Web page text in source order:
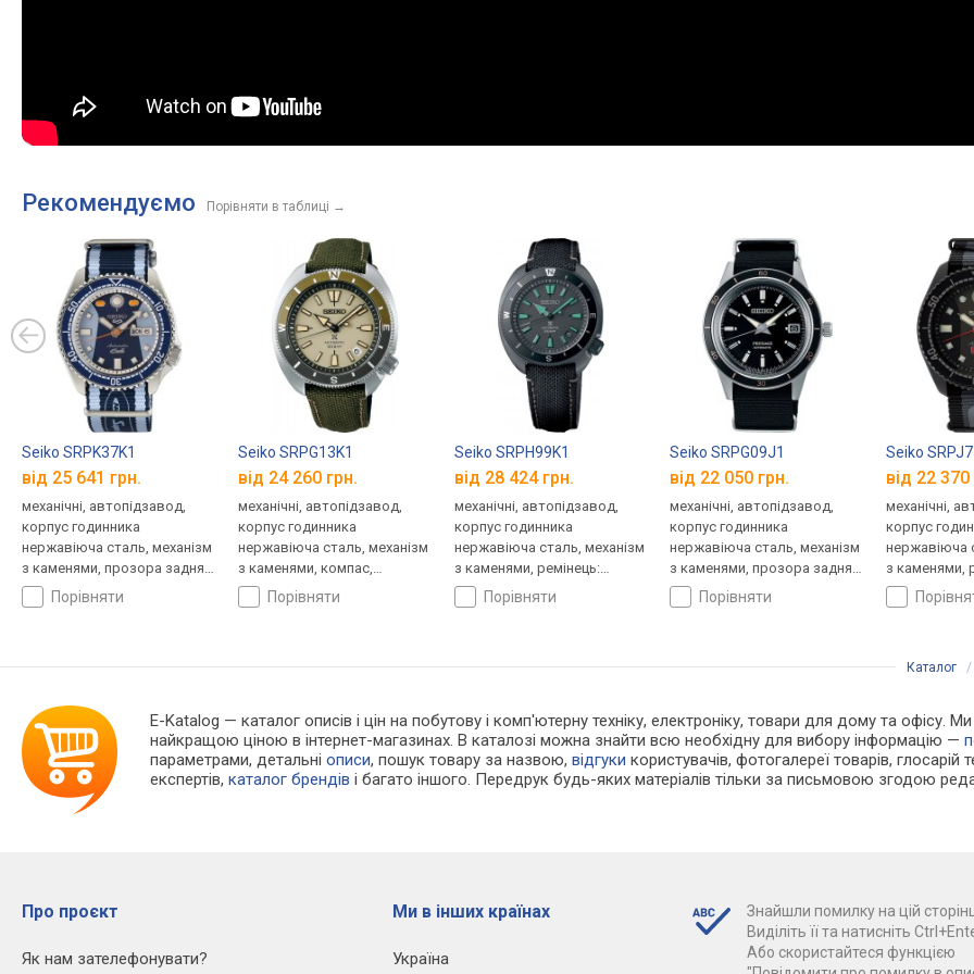
Рекомендуємо Порівняти в таблиці →
Seiko SRPK37K1
від 25 641 грн.
механічні, автопідзавод,
корпус годинника
нержавіюча сталь, механізм
з каменями, прозора задня
кришка, ремінець: ремінець
нейлон, WR 100, Японія
порівняти
Seiko SRPG13K1
від 24 260 грн.
механічні, автопідзавод,
корпус годинника
нержавіюча сталь, механізм
з каменями, компас,
ремінець: ремінець нейлон,
WR 200, Японія
порівняти
Seiko SRPH99K1
від 28 424 грн.
механічні, автопідзавод,
корпус годинника
нержавіюча сталь, механізм
з каменями, ремінець:
ремінець нейлон, WR 200,
Японія
порівняти
Seiko SRPG09J1
від 22 050 грн.
механічні, автопідзавод,
корпус годинника
нержавіюча сталь, механізм
з каменями, прозора задня
кришка, ремінець: ремінець
нейлон, WR 50, Японія
порівняти
Seiko
від 22 370
механічні,
корпус
нержавіюча
з каменями,
ремінець
Японія
Каталог
E-Katalog — каталог описів і цін на побутову і комп'ютерну техніку, електроніку, товари для дому та офісу.
найкращою ціною в інтернет-магазинах. В каталозі можна знайти всю необхідну для вибору інформацію —
параметрами, детальніописи, пошук товару за назвою,відгуки користувачів, фотогалереї товарів, глосарій
експертів,каталог брендів і багато іншого. Передрук будь-яких матеріалів тільки за письмовою згодою
Про проєкт
Як нам зателефонувати?
Ми в інших країнах
Україна
Знайшли помилку на цій
Виділіть її та натисніть
Або скористайтеся функцією